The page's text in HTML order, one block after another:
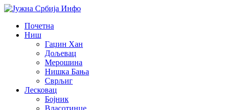
Почетна
Ниш
Гаџин Хан
Дољевац
Мерошина
Нишка Бања
Сврљиг
Лесковац
Бојник
Власотинце